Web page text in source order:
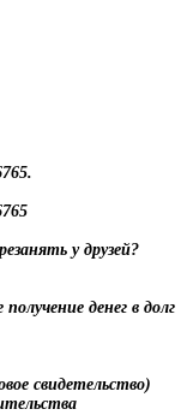
у друзей?
денег в долг
свидетельство)